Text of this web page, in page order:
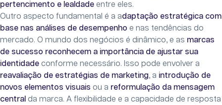
pertencimento e lealdade entre eles.
Outro aspecto fundamental é a adaptação estratégica com
base nas análises de desempenho e nas tendências do
mercado. O mundo dos negócios é dinâmico, e as marcas
de sucesso reconhecem a importância de ajustar sua
identidade conforme necessário. Isso pode envolver a
reavaliação de estratégias de marketing, a introdução de
novos elementos visuais ou a reformulação da mensagem
central da marca. A flexibilidade e a capacidade de resposta